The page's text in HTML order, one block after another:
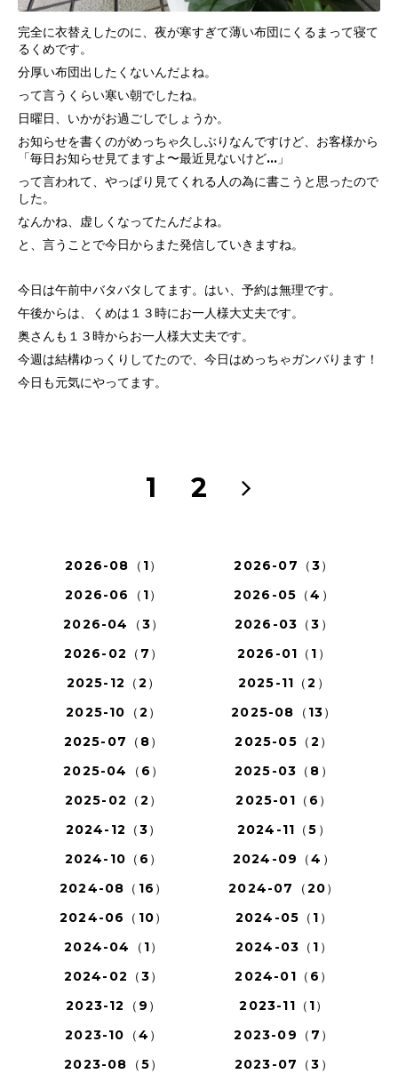
完全に衣替えしたのに、夜が寒すぎて薄い布団にくるまって寝て
るくめです。
分厚い布団出したくないんだよね。
って言うくらい寒い朝でしたね。
日曜日、いかがお過ごしでしょうか。
お知らせを書くのがめっちゃ久しぶりなんですけど、お客様から
「毎日お知らせ見てますよ〜最近見ないけど…」
って言われて、やっぱり見てくれる人の為に書こうと思ったので
した。
なんかね、虚しくなってたんだよね。
と、言うことで今日からまた発信していきますね。
今日は午前中バタバタしてます。はい、予約は無理です。
午後からは、くめは１３時にお一人様大丈夫です。
奥さんも１３時からお一人様大丈夫です。
今週は結構ゆっくりしてたので、今日はめっちゃガンバります！
今日も元気にやってます。
1 2
2026-08（1）
2026-07（3）
2026-06（1）
2026-05（4）
2026-04（3）
2026-03（3）
2026-02（7）
2026-01（1）
2025-12（2）
2025-11（2）
2025-10（2）
2025-08（13）
2025-07（8）
2025-05（2）
2025-04（6）
2025-03（8）
2025-02（2）
2025-01（6）
2024-12（3）
2024-11（5）
2024-10（6）
2024-09（4）
2024-08（16）
2024-07（20）
2024-06（10）
2024-05（1）
2024-04（1）
2024-03（1）
2024-02（3）
2024-01（6）
2023-12（9）
2023-11（1）
2023-10（4）
2023-09（7）
2023-08（5）
2023-07（3）